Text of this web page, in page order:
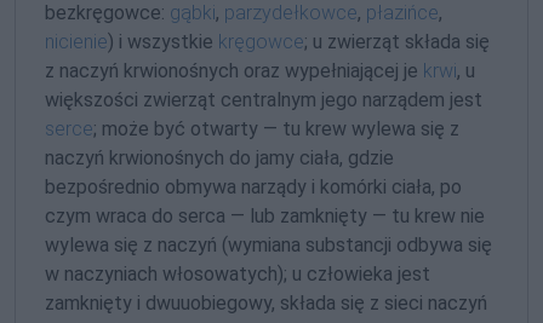
bezkręgowce: gąbki, parzydełkowce, płazińce,
nicienie) i wszystkie kręgowce; u zwierząt składa się
z naczyń krwionośnych oraz wypełniającej je krwi, u
większości zwierząt centralnym jego narządem jest
serce; może być otwarty — tu krew wylewa się z
naczyń krwionośnych do jamy ciała, gdzie
bezpośrednio obmywa narządy i komórki ciała, po
czym wraca do serca — lub zamknięty — tu krew nie
wylewa się z naczyń (wymiana substancji odbywa się
w naczyniach włosowatych); u człowieka jest
zamknięty i dwuuobiegowy, składa się z sieci naczyń